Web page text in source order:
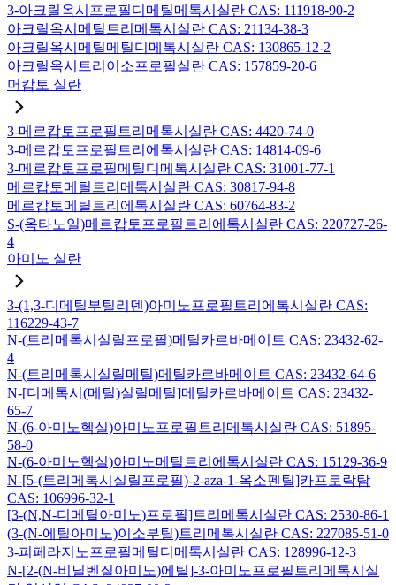
3-아크릴옥시프로필디메틸메톡시실란 CAS: 111918-90-2
아크릴옥시메틸트리메톡시실란 CAS: 21134-38-3
아크릴옥시메틸메틸디메톡시실란 CAS: 130865-12-2
아크릴옥시트리이소프로필실란 CAS: 157859-20-6
머캅토 실란
3-메르캅토프로필트리메톡시실란 CAS: 4420-74-0
3-메르캅토프로필트리에톡시실란 CAS: 14814-09-6
3-메르캅토프로필메틸디메톡시실란 CAS: 31001-77-1
메르캅토메틸트리메톡시실란 CAS: 30817-94-8
메르캅토메틸트리에톡시실란 CAS: 60764-83-2
S-(옥타노일)메르캅토프로필트리에톡시실란 CAS: 220727-26-
4
아미노 실란
3-(1,3-디메틸부틸리덴)아미노프로필트리에톡시실란 CAS:
116229-43-7
N-(트리메톡시실릴프로필)메틸카르바메이트 CAS: 23432-62-
4
N-(트리메톡시실릴메틸)메틸카르바메이트 CAS: 23432-64-6
N-[디메톡시(메틸)실릴메틸]메틸카르바메이트 CAS: 23432-
65-7
N-(6-아미노헥실)아미노프로필트리메톡시실란 CAS: 51895-
58-0
N-(6-아미노헥실)아미노메틸트리에톡시실란 CAS: 15129-36-9
N-[5-(트리메톡시실릴프로필)-2-aza-1-옥소펜틸]카프로락탐
CAS: 106996-32-1
[3-(N,N-디메틸아미노)프로필]트리메톡시실란 CAS: 2530-86-1
(3-(N-에틸아미노)이소부틸)트리메톡시실란 CAS: 227085-51-0
3-피페라지노프로필메틸디메톡시실란 CAS: 128996-12-3
N-[2-(N-비닐벤질아미노)에틸]-3-아미노프로필트리메톡시실